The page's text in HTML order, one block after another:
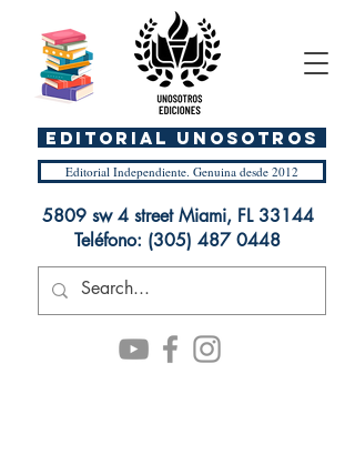
Editorial Independiente. Genuina desde 2012
5809 sw 4 street Miami, FL 33144
Teléfono: (305) 487 0448
EDITORIAL UnosOtros